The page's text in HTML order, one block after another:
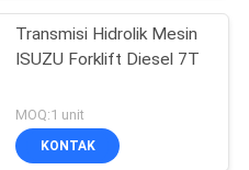
Diesel
Transmisi Hidrolik Mesin
ISUZU Forklift Diesel 7T
MOQ:1 unit
KONTAK